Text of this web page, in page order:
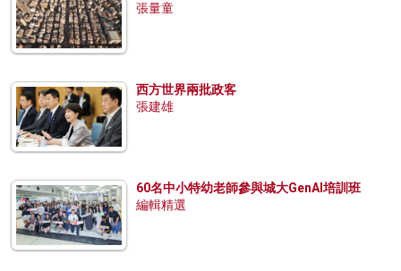
張量童
西方世界兩批政客
張建雄
60名中小特幼老師參與城大GenAI培訓班
編輯精選